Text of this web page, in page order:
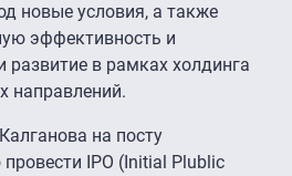
новые условия, а также
эффективность и
развитие в рамках холдинга
направлений.
на посту
IPO (Initial Plublic